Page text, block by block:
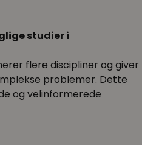
studier i
flere discipliner og giver
problemer. Dette
og velinformerede